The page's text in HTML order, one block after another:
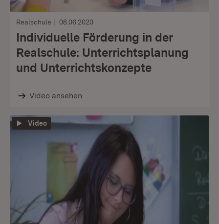
Realschule 08.06.2020
Individuelle Förderung in der
Realschule: Unterrichtsplanung
und Unterrichtskonzepte
Video ansehen
Video